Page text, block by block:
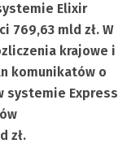
Elixir
769,63 mld zł. W
krajowe i
komunikatów o
systemie Express
zł.